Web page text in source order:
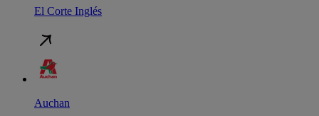
El Corte Inglés
Auchan